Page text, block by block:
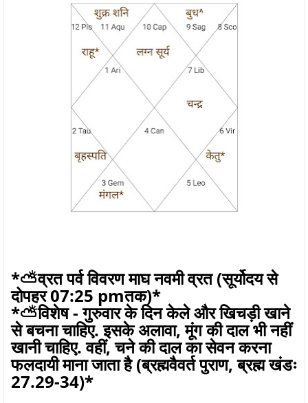
*⛅व्रत पर्व विवरण माघ नवमी व्रत (सूर्योदय से
दोपहर 07:25 pmतक)*
*⛅विशेष - गुरुवार के दिन केले और खिचड़ी खाने
से बचना चाहिए. इसके अलावा, मूंग की दाल भी नहीं
खानी चाहिए. वहीं, चने की दाल का सेवन करना
फलदायी माना जाता है (ब्रह्मवैवर्त पुराण, ब्रह्म खंडः
27.29-34)*